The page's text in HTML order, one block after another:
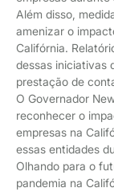
Além disso,
amenizar o
Califórnia.
dessas iniciativas
prestação de
O Governador
reconhecer o
empresas na
essas entidades
Olhando para o
pandemia na